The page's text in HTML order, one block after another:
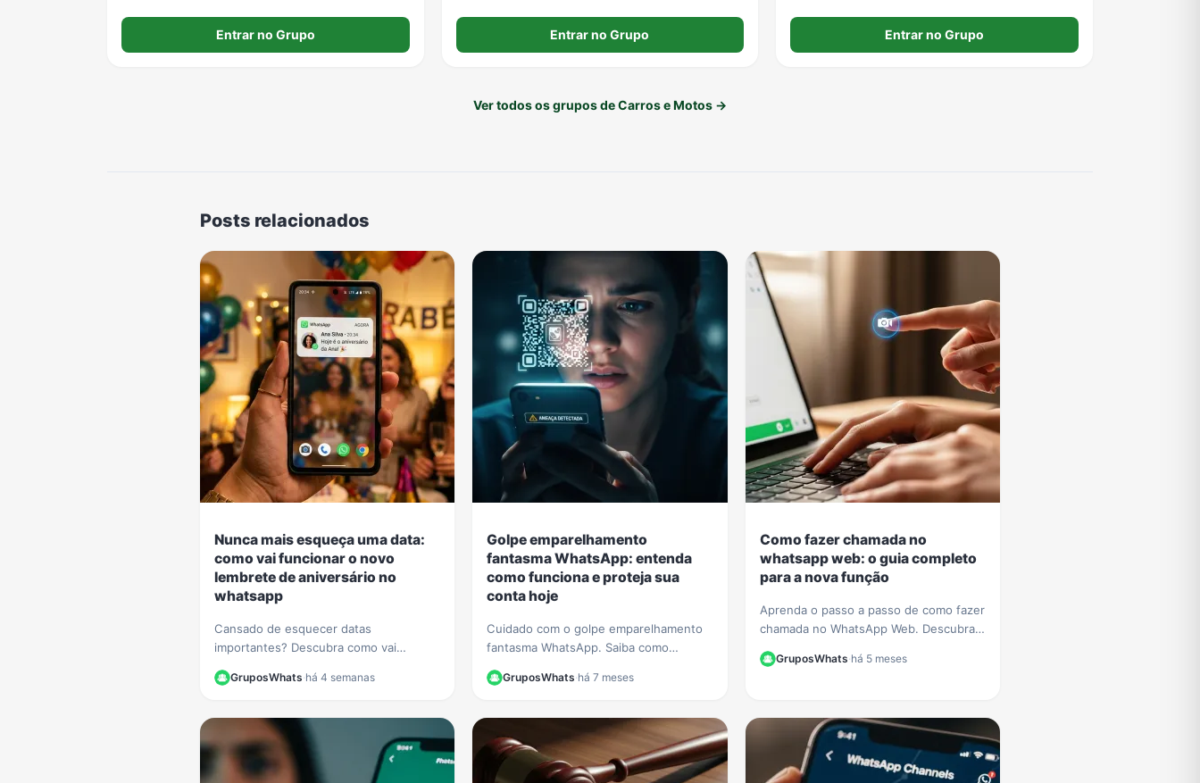
Entrar no Grupo
som. Respeito, organização e paixão pelo som
automotivo sempre em primeiro lugar. 🚘🔊
Entrar no Grupo Entrar no Grupo
Ver todos os grupos de Carros e Motos →
Posts relacionados
Nunca mais esqueça uma data:
como vai funcionar o novo
lembrete de aniversário no
whatsapp
Cansado de esquecer datas
importantes? Descubra como vai
aniversário no WhatsApp e nunca mais
GruposWhats·há 4 semanas
Golpe emparelhamento
fantasma WhatsApp: entenda
como funciona e proteja sua
conta hoje
Cuidado com o golpe emparelhamento
fantasma WhatsApp. Saiba como
aprenda a verificar e proteger sua conta
GruposWhats·há 7 meses
Como fazer chamada no
whatsapp web: o guia completo
para a nova função
Aprenda o passo a passo de como fazer
chamada no WhatsApp Web. Descubra
vídeo que chegou ao navegador sem
GruposWhats·há 5 meses